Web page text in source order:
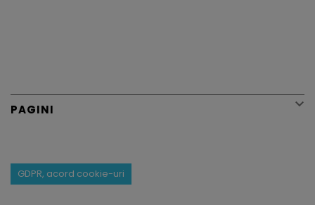
PAGINI 
GDPR, acord cookie-uri